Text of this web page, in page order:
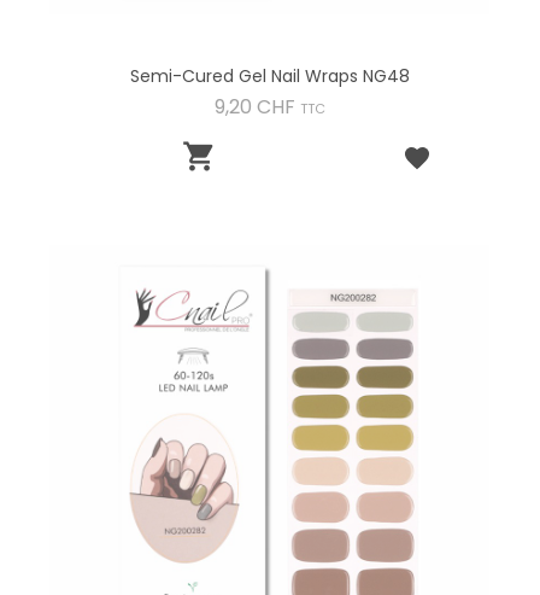
Semi-Cured Gel Nail Wraps NG48
9,20 CHF Preis
TTC
